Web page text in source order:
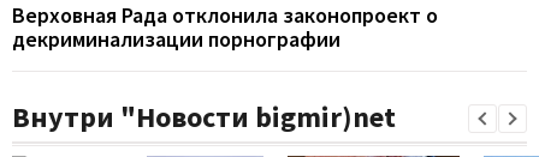
Верховная Рада отклонила законопроект о
декриминализации порнографии
Внутри "Новости bigmir)net